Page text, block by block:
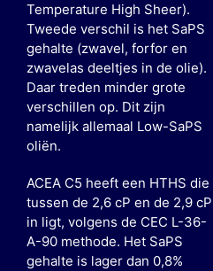
Temperature High Sheer).
Tweede verschil is het SaPS
gehalte (zwavel, forfor en
zwavelas deeltjes in de olie).
Daar treden minder grote
verschillen op. Dit zijn
namelijk allemaal Low-SaPS
oliën.
ACEA C5 heeft een HTHS die
tussen de 2,6 cP en de 2,9 cP
in ligt, volgens de CEC L-36-
A-90 methode. Het SaPS
gehalte is lager dan 0,8%